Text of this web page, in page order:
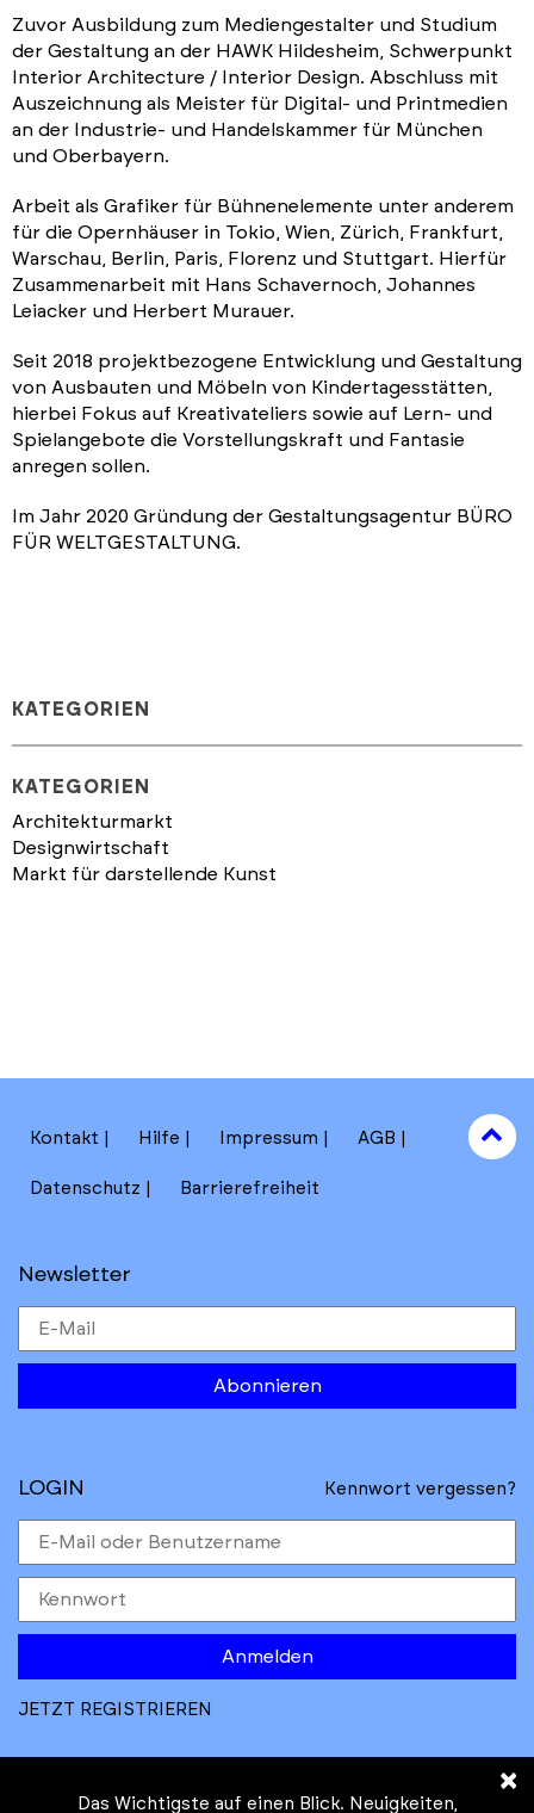
Zuvor Ausbildung zum Mediengestalter und Studium
der Gestaltung an der HAWK Hildesheim, Schwerpunkt
Interior Architecture / Interior Design. Abschluss mit
Auszeichnung als Meister für Digital- und Printmedien
an der Industrie- und Handelskammer für München
und Oberbayern.
Arbeit als Grafiker für Bühnenelemente unter anderem
für die Opernhäuser in Tokio, Wien, Zürich, Frankfurt,
Warschau, Berlin, Paris, Florenz und Stuttgart. Hierfür
Zusammenarbeit mit Hans Schavernoch, Johannes
Leiacker und Herbert Murauer.
Seit 2018 projektbezogene Entwicklung und Gestaltung
von Ausbauten und Möbeln von Kindertagesstätten,
hierbei Fokus auf Kreativateliers sowie auf Lern- und
Spielangebote die Vorstellungskraft und Fantasie
anregen sollen.
Im Jahr 2020 Gründung der Gestaltungsagentur BÜRO
FÜR WELTGESTALTUNG.
KATEGORIEN
KATEGORIEN
Architekturmarkt
Designwirtschaft
Markt für darstellende Kunst
Kontakt Hilfe Impressum AGB
Datenschutz Barrierefreiheit
Newsletter
Abonnieren
to
top
LOGIN Kennwort vergessen?
Anmelden
JETZT REGISTRIEREN
×
Das Wichtigste auf einen Blick. Neuigkeiten,